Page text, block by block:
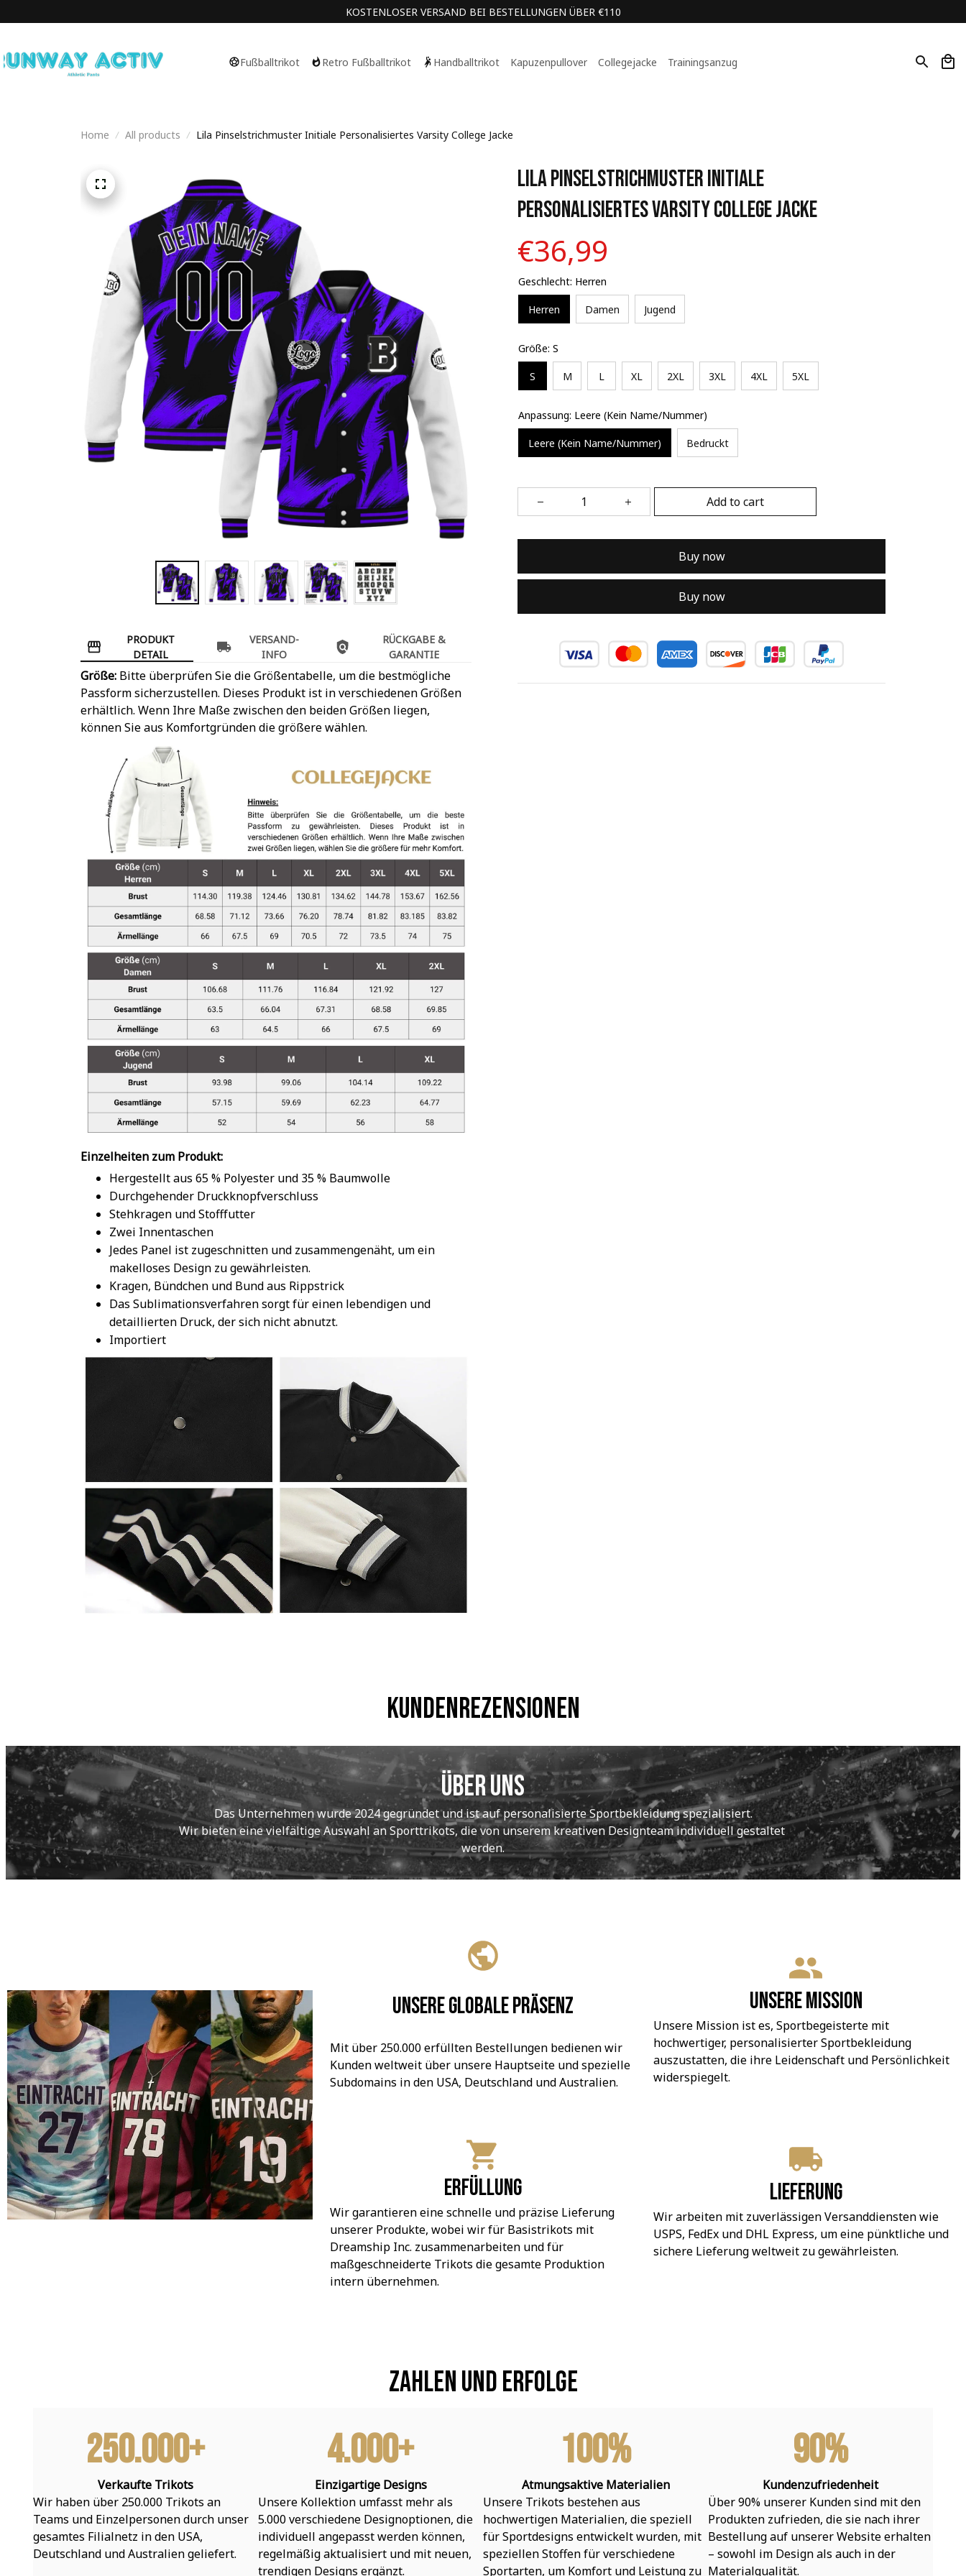
KOSTENLOSER VERSAND BEI BESTELLUNGEN ÜBER €110
Fußballtrikot Retro Fußballtrikot Handballtrikot Kapuzenpullover Collegejacke Trainingsanzug
Home All products Lila Pinselstrichmuster Initiale Personalisiertes Varsity College Jacke
PRODUKT
DETAIL
VERSAND-
INFO
RÜCKGABE &
GARANTIE
Größe: Bitte überprüfen Sie die Größentabelle, um die bestmögliche
Passform sicherzustellen. Dieses Produkt ist in verschiedenen Größen
erhältlich. Wenn Ihre Maße zwischen den beiden Größen liegen,
können Sie aus Komfortgründen die größere wählen.
Einzelheiten zum Produkt:
Hergestellt aus 65 % Polyester und 35 % Baumwolle
Durchgehender Druckknopfverschluss
Stehkragen und Stofffutter
Zwei Innentaschen
Jedes Panel ist zugeschnitten und zusammengenäht, um ein
makelloses Design zu gewährleisten.
Kragen, Bündchen und Bund aus Rippstrick
Das Sublimationsverfahren sorgt für einen lebendigen und
detaillierten Druck, der sich nicht abnutzt.
Importiert
Lila Pinselstrichmuster Initiale
Personalisiertes Varsity College Jacke
€36,99
Geschlecht: Herren
Herren Damen Jugend
Größe: S
S M L XL 2XL 3XL 4XL 5XL
Anpassung: Leere (Kein Name/Nummer)
Leere (Kein Name/Nummer) Bedruckt
Add to cart
Buy now
Buy now
Kundenrezensionen
Über uns
Das Unternehmen wurde 2024 gegründet und ist auf personalisierte Sportbekleidung spezialisiert.
Wir bieten eine vielfältige Auswahl an Sporttrikots, die von unserem kreativen Designteam individuell gestaltet
werden.
Unsere globale Präsenz
Mit über 250.000 erfüllten Bestellungen bedienen wir
Kunden weltweit über unsere Hauptseite und spezielle
Subdomains in den USA, Deutschland und Australien.
Erfüllung
Wir garantieren eine schnelle und präzise Lieferung
unserer Produkte, wobei wir für Basistrikots mit
Dreamship Inc. zusammenarbeiten und für
maßgeschneiderte Trikots die gesamte Produktion
intern übernehmen.
Unsere Mission
Unsere Mission ist es, Sportbegeisterte mit
hochwertiger, personalisierter Sportbekleidung
auszustatten, die ihre Leidenschaft und Persönlichkeit
widerspiegelt.
Lieferung
Wir arbeiten mit zuverlässigen Versanddiensten wie
USPS, FedEx und DHL Express, um eine pünktliche und
sichere Lieferung weltweit zu gewährleisten.
Zahlen und Erfolge
250.000+
Verkaufte Trikots
Wir haben über 250.000 Trikots an
Teams und Einzelpersonen durch unser
gesamtes Filialnetz in den USA,
Deutschland und Australien geliefert.
4.000+
Einzigartige Designs
Unsere Kollektion umfasst mehr als
5.000 verschiedene Designoptionen, die
individuell angepasst werden können,
regelmäßig aktualisiert und mit neuen,
trendigen Designs ergänzt.
100%
Atmungsaktive Materialien
Unsere Trikots bestehen aus
hochwertigen Materialien, die speziell
für Sportdesigns entwickelt wurden, mit
speziellen Stoffen für verschiedene
Sportarten, um Komfort und Leistung zu
90%
Kundenzufriedenheit
Über 90% unserer Kunden sind mit den
Produkten zufrieden, die sie nach ihrer
Bestellung auf unserer Website erhalten
– sowohl im Design als auch in der
Materialqualität.